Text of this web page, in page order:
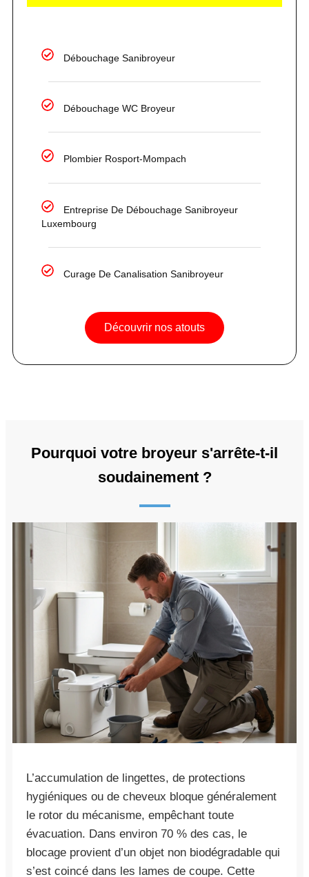
Débouchage Sanibroyeur
Débouchage WC Broyeur
Plombier Rosport-Mompach
Entreprise De Débouchage Sanibroyeur
Luxembourg
Curage De Canalisation Sanibroyeur
Découvrir nos atouts
Pourquoi votre broyeur s'arrête-t-il
soudainement ?
L’accumulation de lingettes, de protections
hygiéniques ou de cheveux bloque généralement
le rotor du mécanisme, empêchant toute
évacuation. Dans environ 70 % des cas, le
blocage provient d’un objet non biodégradable qui
s’est coincé dans les lames de coupe. Cette